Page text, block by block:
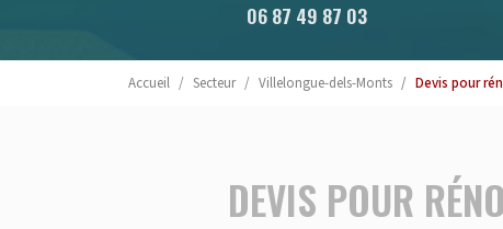
06 87 49 87 03
Accueil Secteur Villelongue-dels-Monts Devis pour
DEVIS POUR